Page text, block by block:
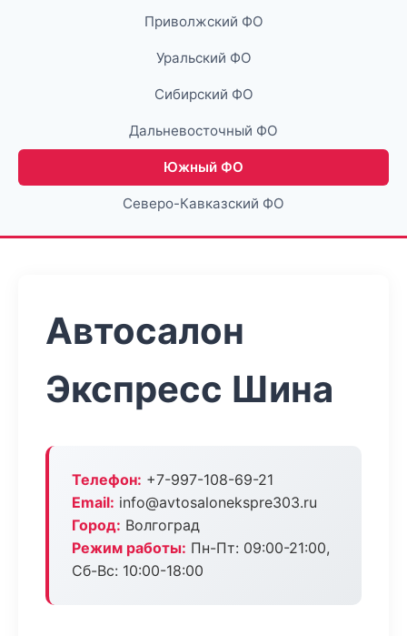
Приволжский ФО
Уральский ФО
Сибирский ФО
Дальневосточный ФО
Южный ФО
Северо-Кавказский ФО
Автосалон
Экспресс Шина
Телефон: +7-997-108-69-21
Email: info@avtosalonekspre303.ru
Город: Волгоград
Режим работы: Пн-Пт: 09:00-21:00,
Сб-Вс: 10:00-18:00